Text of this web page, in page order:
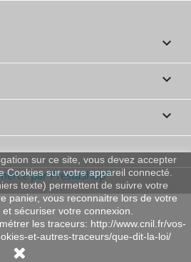



sur ce site, vous devez accepter
Cookies sur votre appareil connecté.
texte) permettent de suivre votre
panier, vous reconnaitre lors de votre
sécuriser votre connexion.
les traceurs: http://www.cnil.fr/vos-
et-autres-traceurs/que-dit-la-loi/
par PrestaShop™